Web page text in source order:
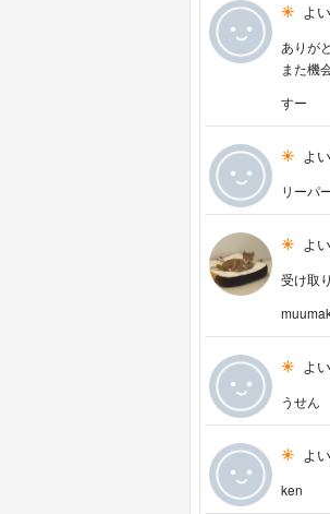
よ
ありが
また機
すー
よ
リーパ
よ
受け取
よ
うせん
よ
ken